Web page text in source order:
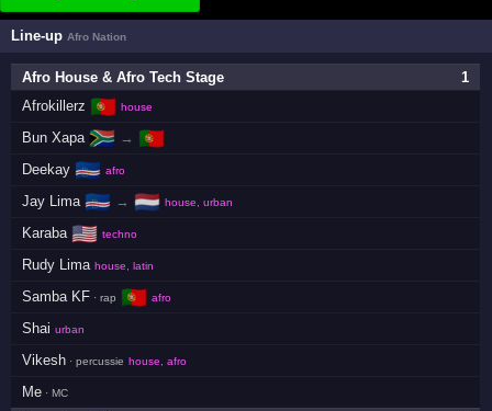
Line-upAfro Nation
1
Afro House & Afro Tech Stage
Afrokillerz 🇵🇹 house
Bun Xapa 🇿🇦 → 🇵🇹
Deekay 🇨🇻 afro
Jay Lima 🇨🇻 → 🇳🇱 house, urban
Karaba 🇺🇸 techno
Rudy Lima house, latin
Samba KF · rap 🇵🇹 afro
Shai urban
Vikesh · percussie house, afro
Me · MC